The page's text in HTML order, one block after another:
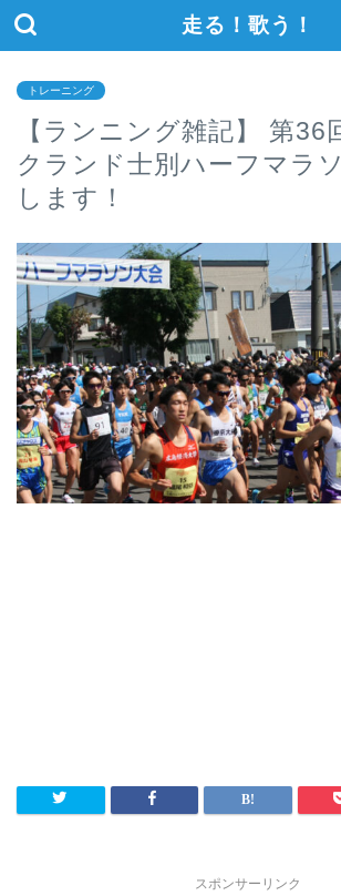
走る！歌う！
トレーニング
【ランニング雑記】 第36
クランド士別ハーフマラ
します！
スポンサーリンク